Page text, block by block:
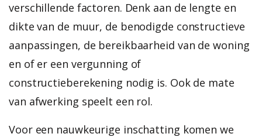
verschillende factoren. Denk aan de lengte en
dikte van de muur, de benodigde constructieve
aanpassingen, de bereikbaarheid van de woning
en of er een vergunning of
constructieberekening nodig is. Ook de mate
van afwerking speelt een rol.
Voor een nauwkeurige inschatting komen we